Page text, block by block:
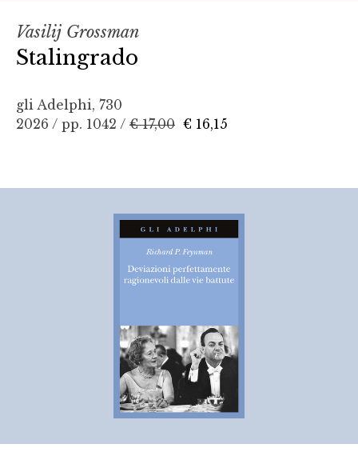
Vasilij Grossman
Stalingrado
gli Adelphi, 730
2026 / pp. 1042 / € 17,00 € 16,15